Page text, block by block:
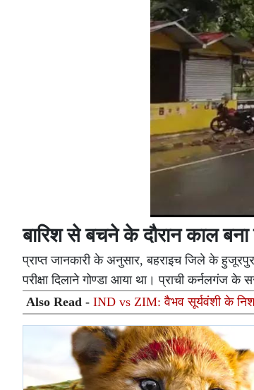
बारिश से बचने के दौरान काल
प्राप्त जानकारी के अनुसार, बहराइच जिले के हुजूरपुर
परीक्षा दिलाने गोण्डा आया था। प्राची कर्नलगंज
Also Read - IND vs ZIM: वैभव सूर्यवंशी के